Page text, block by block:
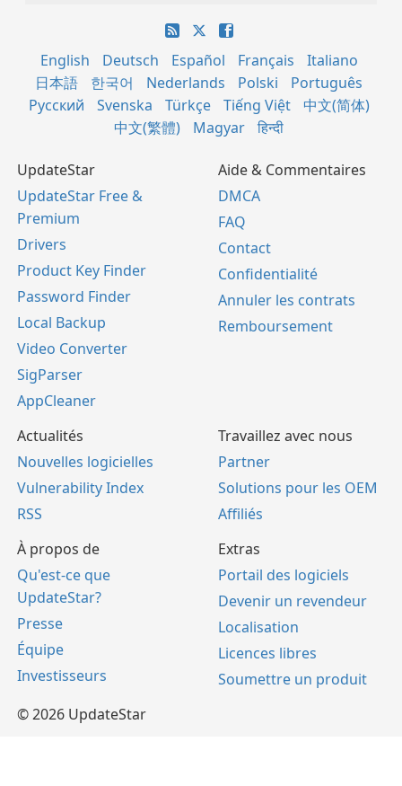
English Deutsch Español Français
Italiano
日本語
한국어 Nederlands Polski
Português
Русский
Svenska Türkçe Tiếng Việt
中文(简体)
中文(繁體)
Magyar हिन्दी
UpdateStar
UpdateStar Free &
Premium
Drivers
Product Key Finder
Password Finder
Local Backup
Video Converter
SigParser
AppCleaner
Aide & Commentaires
DMCA
FAQ
Contact
Confidentialité
Annuler les contrats
Remboursement
Actualités
Nouvelles logicielles
Vulnerability Index
RSS
Travaillez avec nous
Partner
Solutions pour les OEM
Affiliés
À propos de
Qu'est-ce que
UpdateStar?
Presse
Équipe
Investisseurs
Extras
Portail des logiciels
Devenir un revendeur
Localisation
Licences libres
Soumettre un produit
© 2026 UpdateStar